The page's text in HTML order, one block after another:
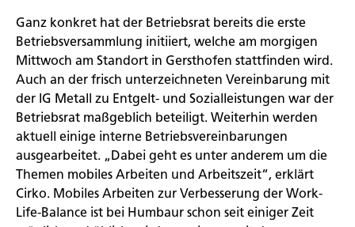
Ganz konkret hat der Betriebsrat bereits die erste
Betriebsversammlung initiiert, welche am morgigen
Mittwoch am Standort in Gersthofen stattfinden wird.
Auch an der frisch unterzeichneten Vereinbarung mit
der IG Metall zu Entgelt- und Sozialleistungen war der
Betriebsrat maßgeblich beteiligt. Weiterhin werden
aktuell einige interne Betriebsvereinbarungen
ausgearbeitet. „Dabei geht es unter anderem um die
Themen mobiles Arbeiten und Arbeitszeit“, erklärt
Cirko. Mobiles Arbeiten zur Verbesserung der Work-
Life-Balance ist bei Humbaur schon seit einiger Zeit